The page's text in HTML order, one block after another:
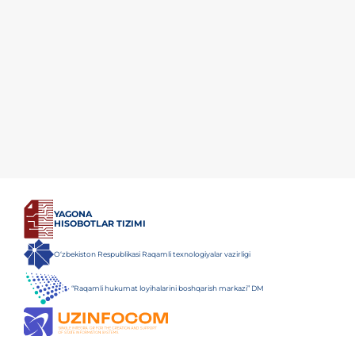
YAGONA
HISOBOTLAR TIZIMI
O‘zbekiston Respublikasi Raqamli texnologiyalar vazirligi
“Raqamli hukumat loyihalarini boshqarish markazi” DM